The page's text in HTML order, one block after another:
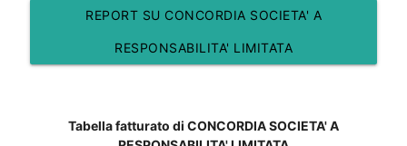
REPORT SU CONCORDIA SOCIETA' A
RESPONSABILITA' LIMITATA
Tabella fatturato di CONCORDIA SOCIETA' A